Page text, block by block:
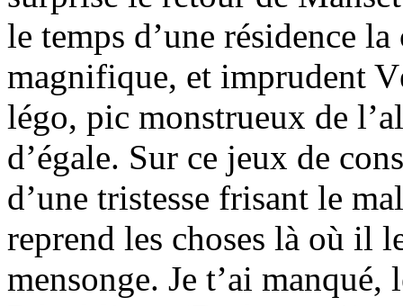
le temps d’une résidence
magnifique, et imprudent
légo, pic monstrueux de
d’égale. Sur ce jeux de
d’une tristesse frisant le
reprend les choses là où il
mensonge. Je t’ai